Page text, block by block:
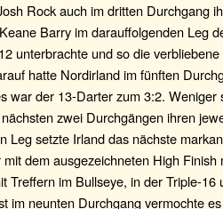
Rock auch im dritten Durchgang
Barry im darauffolgenden Leg
unterbrachte und so die
hatte Nordirland im fünften
war der 13-Darter zum 3:2. Weniger
zwei Durchgängen ihren
Leg setzte Irland das nächste
dem ausgezeichneten High Finish
Treffern im Bullseye, in der Triple-16
im neunten Durchgang vermochte